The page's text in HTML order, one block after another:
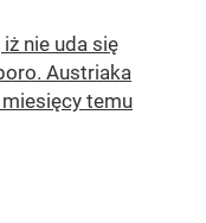
nie uda się
Austriaka
temu